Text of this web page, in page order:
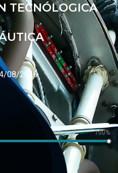
TECNÓLOGICA
08/2019
100%